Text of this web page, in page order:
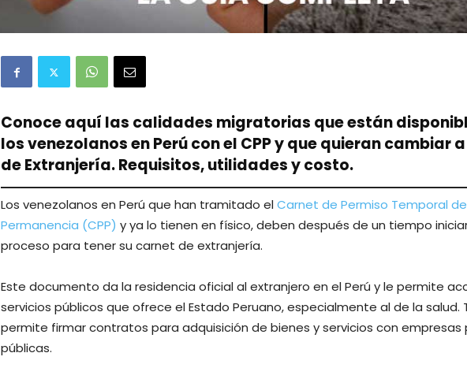
Conoce aquí las calidades migratorias que están
los venezolanos en Perú con el CPP y que quieran cambiar
de Extranjería. Requisitos, utilidades y costo.
Los venezolanos en Perú que han tramitado elCarnet de Permiso Temporal de
Permanencia (CPP) y ya lo tienen en físico, deben después de un tiempo
proceso para tener su carnet de extranjería.
Este documento da la residencia oficial al extranjero en el Perú y le permite
servicios públicos que ofrece el Estado Peruano, especialmente al de la salud.
permite firmar contratos para adquisición de bienes y servicios con empresas
públicas.